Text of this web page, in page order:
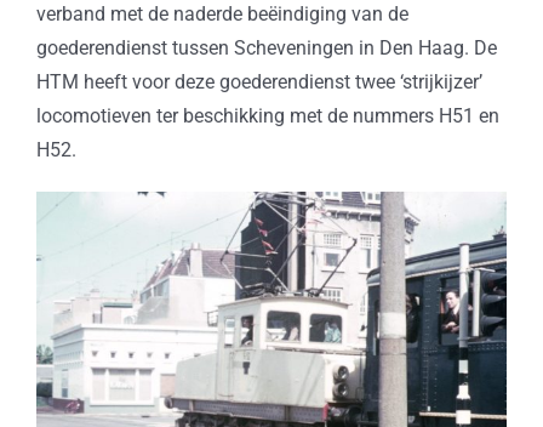
verband met de naderde beëindiging van de
goederendienst tussen Scheveningen in Den Haag. De
HTM heeft voor deze goederendienst twee ‘strijkijzer’
locomotieven ter beschikking met de nummers H51 en
H52.